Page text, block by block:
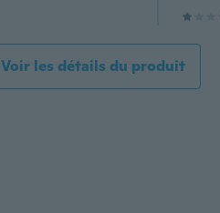
Voir les détails du produit